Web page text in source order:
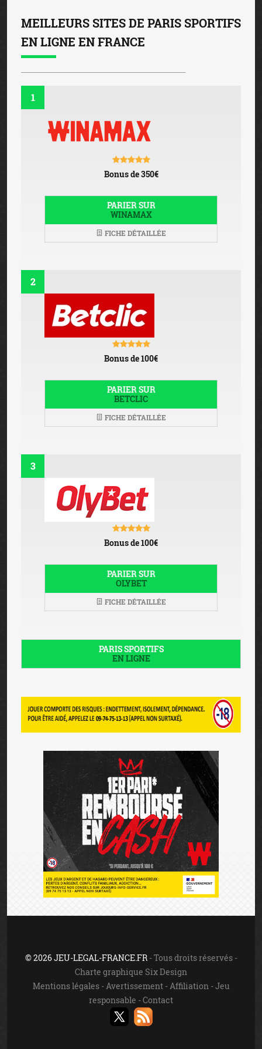
MEILLEURS SITES DE PARIS SPORTIFS
EN LIGNE EN FRANCE
1
Bonus de 350€
PARIER SUR
WINAMAX
FICHE DÉTAILLÉE
2
Bonus de 100€
PARIER SUR
BETCLIC
FICHE DÉTAILLÉE
3
Bonus de 100€
PARIER SUR
OLYBET
FICHE DÉTAILLÉE
PARIS SPORTIFS
EN LIGNE
© 2026 JEU-LEGAL-FRANCE.FR- Tous droits réservés -
Charte graphique Six Design
Mentions légales- Avertissement- Affiliation -Jeu
responsable -Contact